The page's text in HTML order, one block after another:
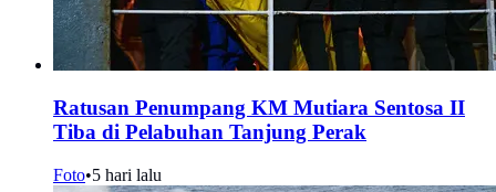
Ratusan Penumpang KM Mutiara Sentosa II
Tiba di Pelabuhan Tanjung Perak
Foto•5 hari lalu